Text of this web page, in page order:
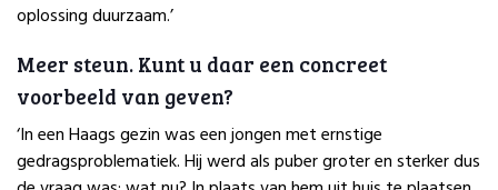
oplossing duurzaam.’
Meer steun. Kunt u daar een concreet
voorbeeld van geven?
‘In een Haags gezin was een jongen met ernstige
gedragsproblematiek. Hij werd als puber groter en sterker dus